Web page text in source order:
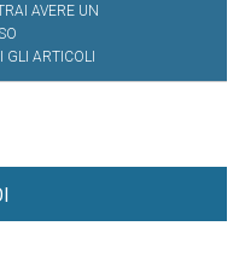
AVERE UN
GLI ARTICOLI